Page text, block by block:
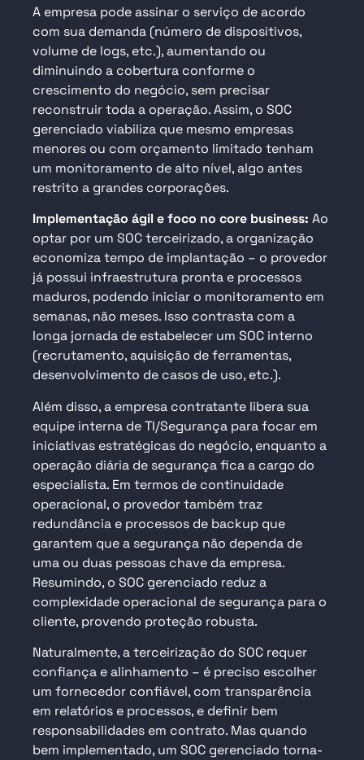
A empresa pode assinar o serviço de acordo
com sua demanda (número de dispositivos,
volume de logs, etc.), aumentando ou
diminuindo a cobertura conforme o
crescimento do negócio, sem precisar
reconstruir toda a operação. Assim, o SOC
gerenciado viabiliza que mesmo empresas
menores ou com orçamento limitado tenham
um monitoramento de alto nível, algo antes
restrito a grandes corporações.
Implementação ágil e foco no core business: Ao
optar por um SOC terceirizado, a organização
economiza tempo de implantação – o provedor
já possui infraestrutura pronta e processos
maduros, podendo iniciar o monitoramento em
semanas, não meses. Isso contrasta com a
longa jornada de estabelecer um SOC interno
(recrutamento, aquisição de ferramentas,
desenvolvimento de casos de uso, etc.).
Além disso, a empresa contratante libera sua
equipe interna de TI/Segurança para focar em
iniciativas estratégicas do negócio, enquanto a
operação diária de segurança fica a cargo do
especialista. Em termos de continuidade
operacional, o provedor também traz
redundância e processos de backup que
garantem que a segurança não dependa de
uma ou duas pessoas chave da empresa.
Resumindo, o SOC gerenciado reduz a
complexidade operacional de segurança para o
cliente, provendo proteção robusta.
Naturalmente, a terceirização do SOC requer
confiança e alinhamento – é preciso escolher
um fornecedor confiável, com transparência
em relatórios e processos, e definir bem
responsabilidades em contrato. Mas quando
bem implementado, um SOC gerenciado torna-